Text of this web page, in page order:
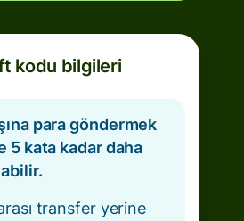
kodu bilgileri
para göndermek
5 kata kadar daha
transfer yerine